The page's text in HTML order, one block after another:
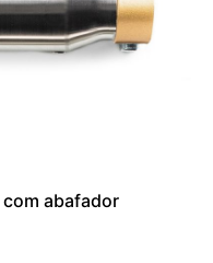
abafador